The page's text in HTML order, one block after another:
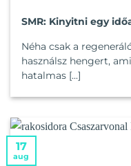
SMR: Kinyitni egy
Néha csak a
használsz hengert,
hatalmas [...]
17
aug